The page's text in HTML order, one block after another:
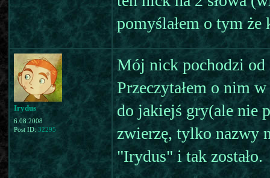
pomyślałem o tym
Irydus
6.08.2008
Post ID: 32295
Mój nick pochodzi od
Przeczytałem o nim
do jakiejś gry(ale nie
zwierzę, tylko nazwy
"Irydus" i tak zostało.